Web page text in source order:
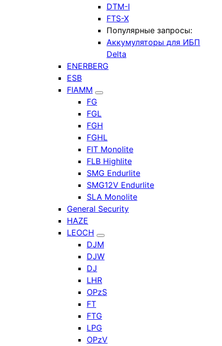
DTM-I
FTS-X
Популярные запросы:
Аккумуляторы для ИБП
Delta
ENERBERG
ESB
FIAMM
FG
FGL
FGH
FGHL
FIT Monolite
FLB Highlite
SMG Endurlite
SMG12V Endurlite
SLA Monolite
General Security
HAZE
LEOCH
DJM
DJW
DJ
LHR
OPzS
FT
FTG
LPG
OPzV